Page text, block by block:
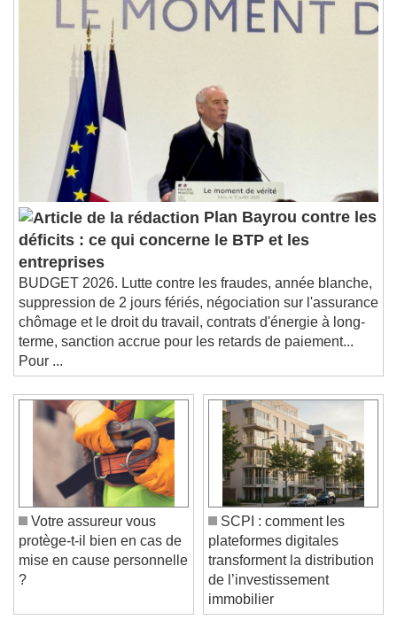
Plan Bayrou contre les
déficits : ce qui concerne le BTP et les
entreprises
BUDGET 2026. Lutte contre les fraudes, année blanche,
suppression de 2 jours fériés, négociation sur l'assurance
chômage et le droit du travail, contrats d'énergie à long-
terme, sanction accrue pour les retards de paiement...
Pour ...
Votre assureur vous
protège-t-il bien en cas de
mise en cause personnelle
?
SCPI : comment les
plateformes digitales
transforment la distribution
de l’investissement
immobilier